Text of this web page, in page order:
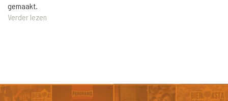
gemaakt.
Verder lezen